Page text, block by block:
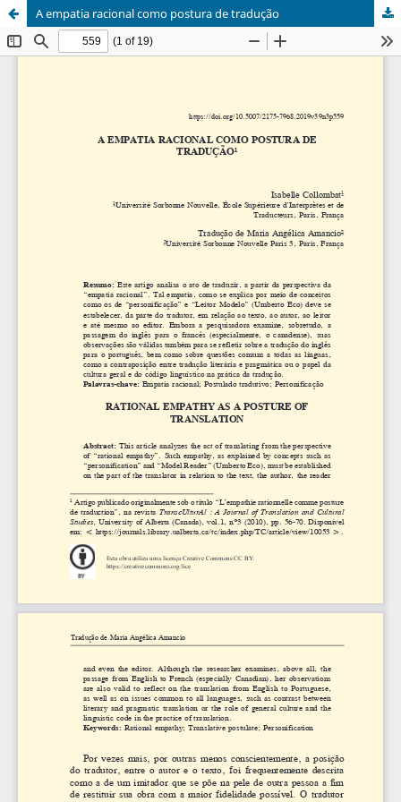
A empatia racional como postura de tradução